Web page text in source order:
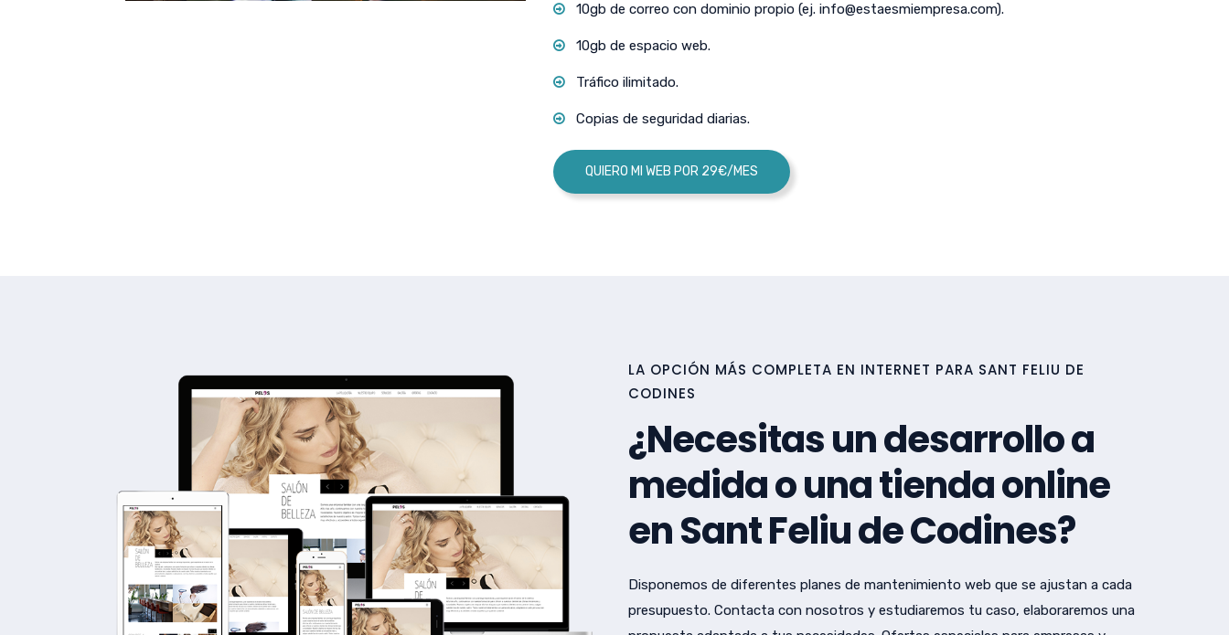
10gb de correo con dominio propio (ej. info@estaesmiempresa.com).
10gb de espacio web.
Tráfico ilimitado.
Copias de seguridad diarias.
QUIERO MI WEB POR 29€/MES
LA OPCIÓN MÁS COMPLETA EN INTERNET PARA SANT FELIU DE
CODINES
¿Necesitas un desarrollo a
medida o una tienda online
en Sant Feliu de Codines?
Disponemos de diferentes planes de mantenimiento web que se ajustan a cada
presupuesto. Contacta con nosotros y estudiaremos tu caso, elaboraremos una